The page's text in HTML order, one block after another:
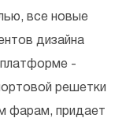
все новые
дизайна
платформе -
решетки
фарам, придает